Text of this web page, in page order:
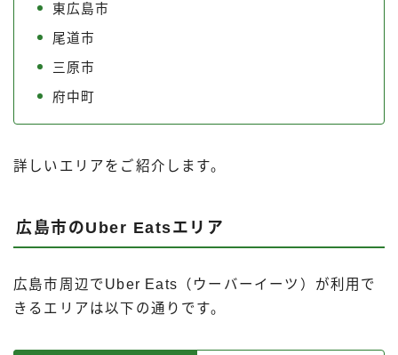
東広島市
尾道市
三原市
府中町
詳しいエリアをご紹介します。
広島市のUber Eatsエリア
広島市周辺でUber Eats（ウーバーイーツ）が利用で
きるエリアは以下の通りです。